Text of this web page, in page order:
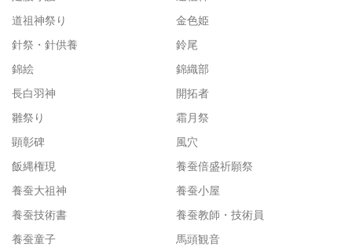
道祖神祭り
金色姫
針祭・針供養
鈴尾
錦絵
錦織部
長白羽神
開拓者
雛祭り
霜月祭
顕彰碑
風穴
飯縄権現
養蚕倍盛祈願祭
養蚕大祖神
養蚕小屋
養蚕技術書
養蚕教師・技術員
養蚕童子
馬頭観音